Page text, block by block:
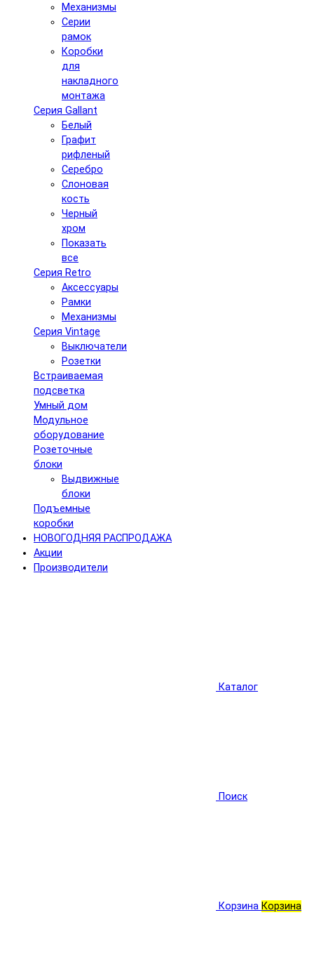
Механизмы
Серии
рамок
Коробки
для
накладного
монтажа
Серия Gallant
Белый
Графит
рифленый
Серебро
Слоновая
кость
Черный
хром
Показать
все
Серия Retro
Аксессуары
Рамки
Механизмы
Серия Vintage
Выключатели
Розетки
Встраиваемая
подсветка
Умный дом
Модульное
оборудование
Розеточные
блоки
Выдвижные
блоки
Подъемные
коробки
НОВОГОДНЯЯ РАСПРОДАЖА
Акции
Производители
Каталог
Поиск
Корзина Корзина